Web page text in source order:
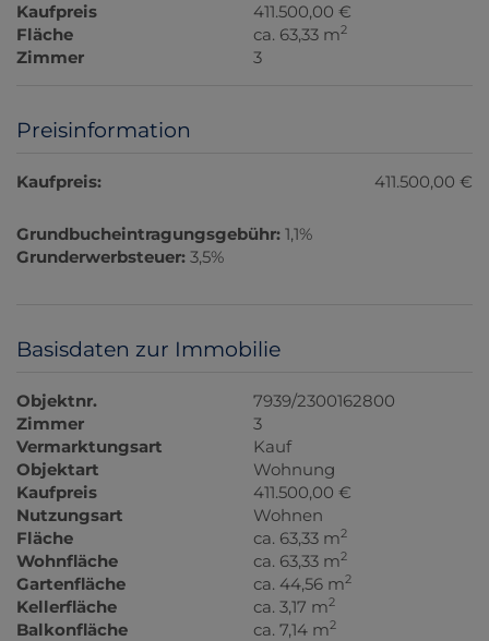
Kaufpreis
411.500,00 €
Fläche
ca. 63,33 m2
Zimmer 3
Preisinformation
Kaufpreis: 411.500,00 €
Grundbucheintragungsgebühr: 1,1%
Grunderwerbsteuer: 3,5%
Basisdaten zur Immobilie
Objektnr.
7939/2300162800
Zimmer
3
Vermarktungsart
Kauf
Objektart
Wohnung
Kaufpreis
411.500,00 €
Nutzungsart
Wohnen
Fläche
ca. 63,33 m2
Wohnfläche ca. 63,33 m2
Gartenfläche ca. 44,56 m2
Kellerfläche ca. 3,17 m2
Balkonfläche ca. 7,14 m2